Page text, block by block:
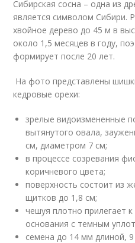
Сибирская сосна – одна из
является символом Сибири.
хвойное дерево до 45 м в
около 1,5 месяцев в году,
формирует после 20 лет.
На фото представлены
кедровые орехи:
зрелые видоизмененные
вытянутого овала,
см, диаметром 7 см;
в процессе созревания
коричневого цвета;
поверхность состоит из
щитков до 1,8 см;
чешуя плотно прилегает
основания с темным
семена до 14 мм длиной,